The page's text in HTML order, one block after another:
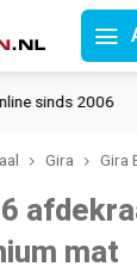
2006
Gira Gira
mat